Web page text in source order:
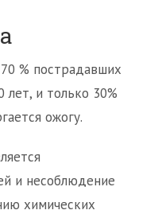
% пострадавших
и только 30%
ожогу.
и несоблюдение
химических